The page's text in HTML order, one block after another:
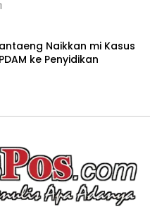
1
Naikkan mi Kasus
ke Penyidikan